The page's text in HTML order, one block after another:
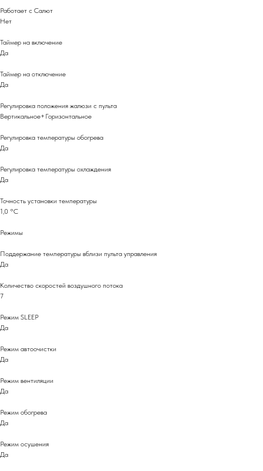
Работает с Салют
Нет
Таймер на включение
Да
Таймер на отключение
Да
Регулировка положения жалюзи с пульта
Вертикальное+Горизонтальное
Регулировка температуры обогрева
Да
Регулировка температуры охлаждения
Да
Точность установки температуры
1,0 °С
Режимы
Поддержание температуры вблизи пульта управления
Да
Количество скоростей воздушного потока
7
Режим SLEEP
Да
Режим автоочистки
Да
Режим вентиляции
Да
Режим обогрева
Да
Режим осушения
Да